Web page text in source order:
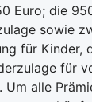
Euro; die
sowie
für Kinder,
für
Um alle